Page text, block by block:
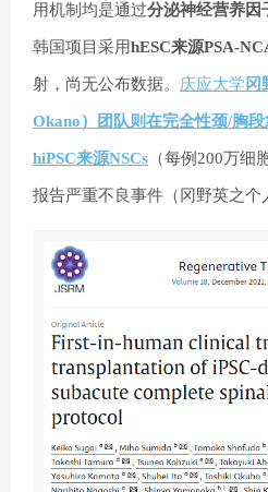
用机制均是通过分泌神经营养因
韩国项目采用hESC来源PSA-
射，尚无公布数据。 庆应大学 冈
Okano）团队则在完全性颈/胸
hiPSC来源NSCs （每例200万细
报告严重不良事件（冈野英之个